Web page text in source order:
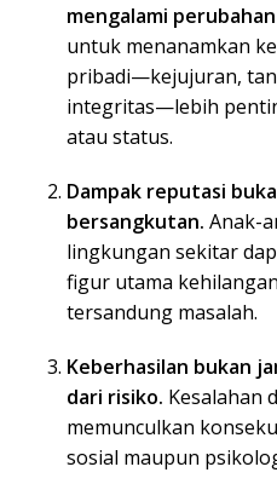
mengalami
untuk menanamkan
pribadi—kejujuran,
integritas—lebih
atau status.
Dampak reputasi
bersangkutan. Anak-
lingkungan sekitar
figur utama
tersandung masalah.
Keberhasilan bukan
dari risiko. Kesalahan
memunculkan
sosial maupun